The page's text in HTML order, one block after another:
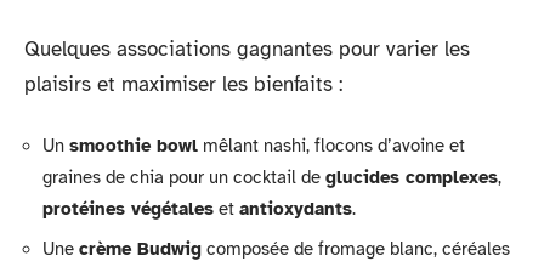
Quelques associations gagnantes pour varier les
plaisirs et maximiser les bienfaits :
Un smoothie bowl mêlant nashi, flocons d’avoine et
graines de chia pour un cocktail de glucides complexes,
protéines végétales et antioxydants.
Une crème Budwig composée de fromage blanc, céréales